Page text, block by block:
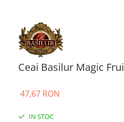
Ceai Basilur Magic
47,67 RON
IN STOC